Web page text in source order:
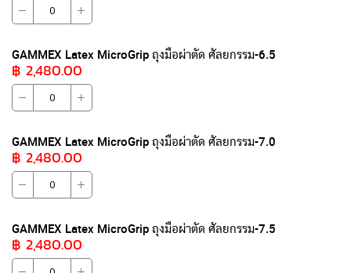
GAMMEX Latex MicroGrip ถุงมือผ่าตัด ศัลยกรรม-6.5
฿ 2,480.00
GAMMEX Latex MicroGrip ถุงมือผ่าตัด ศัลยกรรม-7.0
฿ 2,480.00
GAMMEX Latex MicroGrip ถุงมือผ่าตัด ศัลยกรรม-7.5
฿ 2,480.00